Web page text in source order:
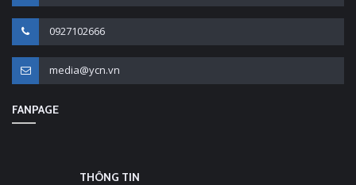
0927102666
media@ycn.vn
FANPAGE
THÔNG TIN